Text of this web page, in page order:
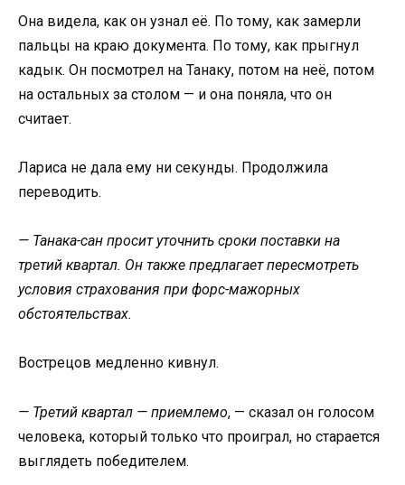
Она видела, как он узнал её. По тому, как замерли
пальцы на краю документа. По тому, как прыгнул
кадык. Он посмотрел на Танаку, потом на неё, потом
на остальных за столом — и она поняла, что он
считает.
Лариса не дала ему ни секунды. Продолжила
переводить.
— Танака-сан просит уточнить сроки поставки на
третий квартал. Он также предлагает пересмотреть
условия страхования при форс-мажорных
обстоятельствах.
Вострецов медленно кивнул.
— Третий квартал — приемлемо, — сказал он голосом
человека, который только что проиграл, но старается
выглядеть победителем.